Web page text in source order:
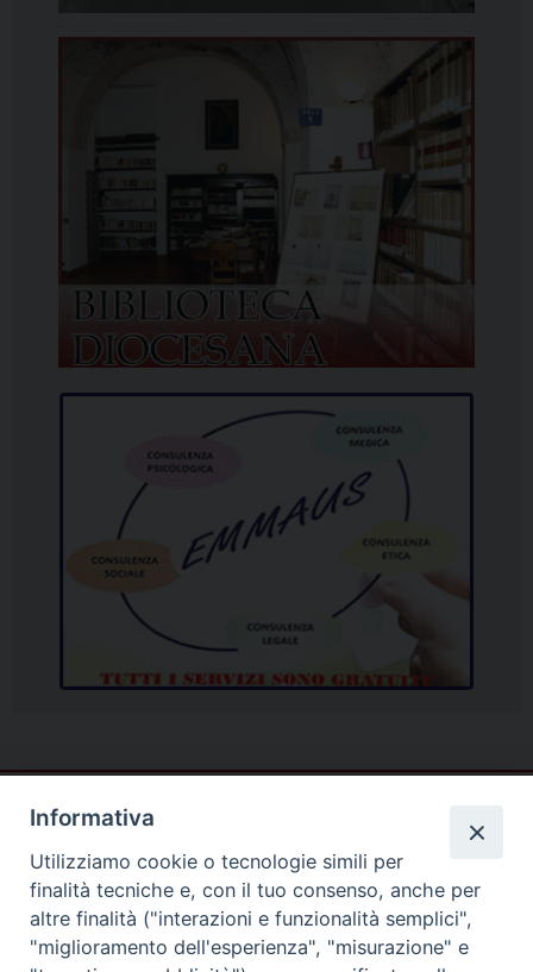
Informativa
Utilizziamo cookie o tecnologie simili per
finalità tecniche e, con il tuo consenso, anche per
altre finalità ("interazioni e funzionalità semplici",
"miglioramento dell'esperienza", "misurazione" e